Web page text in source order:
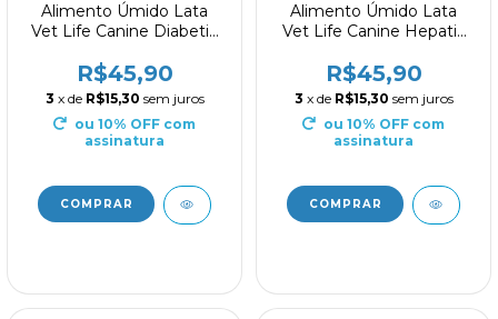
Alimento Úmido Lata
Vet Life Canine Diabetic
R$45,90
3 x de R$15,30 sem juros
ou 10% OFF com
assinatura
Alimento Úmido Lata
Vet Life Canine Hepatic
R$45,90
3 x de R$15,30 sem juros
ou 10% OFF com
assinatura